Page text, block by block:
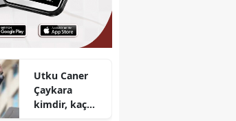
Utku Caner
Çaykara
kimdir, kaç